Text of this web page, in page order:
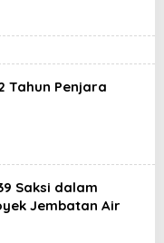
Tahun Penjara
Saksi dalam
Jembatan Air